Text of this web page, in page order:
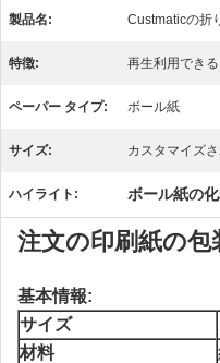
製品名: Custmaticの折
特徴: 再生利用できる
ペーパー タイプ: ボール紙
サイズ: カスタマイズ
ハイライト: ボール紙の
注文の印刷紙の
基本情報:
サイズ
材料